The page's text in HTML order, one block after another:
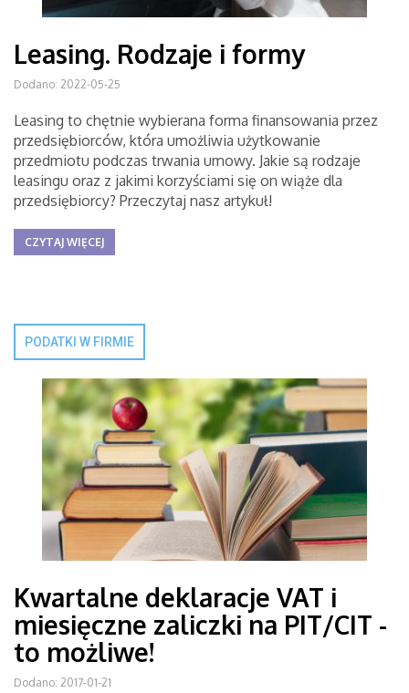
Leasing. Rodzaje i formy
Dodano: 2022-05-25
Leasing to chętnie wybierana forma finansowania przez
przedsiębiorców, która umożliwia użytkowanie
przedmiotu podczas trwania umowy. Jakie są rodzaje
leasingu oraz z jakimi korzyściami się on wiąże dla
przedsiębiorcy? Przeczytaj nasz artykuł!
CZYTAJ WIĘCEJ
PODATKI W FIRMIE
Kwartalne deklaracje VAT i
miesięczne zaliczki na PIT/CIT -
to możliwe!
Dodano: 2017-01-21